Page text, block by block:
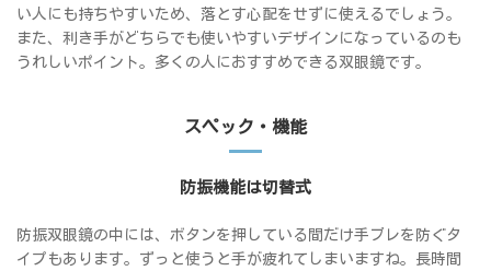
い人にも持ちやすいため、落とす心配をせずに使えるでしょう。
また、利き手がどちらでも使いやすいデザインになっているのも
うれしいポイント。多くの人におすすめできる双眼鏡です。
スペック・機能
防振機能は切替式
防振双眼鏡の中には、ボタンを押している間だけ手ブレを防ぐタ
イプもあります。ずっと使うと手が疲れてしまいますね。長時間